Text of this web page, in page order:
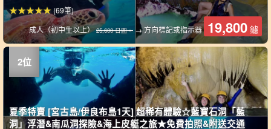
成人（初中生以上）25,600 日圓。 → 方向標記或指示器 19,800 鑢
(69筆)
夏季特賣 [宮古島/伊良布島1天] 超稀有體驗☆藍寶石洞「藍
洞」浮潛&南瓜洞探險&海上皮艇之旅★免費拍照&附送交通